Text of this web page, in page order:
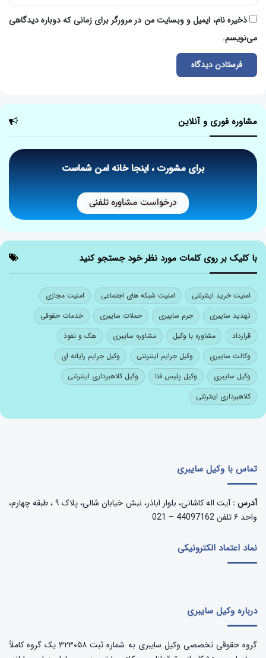
ذخیره نام، ایمیل و وبسایت من در مرورگر برای زمانی که دوباره دیدگاهی
می‌نویسم.
مشاوره فوری و آنلاین
برای مشورت ، اینجا خانه امن شماست
درخواست مشاوره تلفنی
با کلیک بر روی کلمات مورد نظر خود جستجو کنید
امنیت خرید اینترنتی امنیت شبکه های اجتماعی
امنیت مجازی
تهدید سایبری
جرم سایبری حملات سایبری
خدمات حقوقی
قرارداد
مشاوره با وکیل مشاوره سایبری
هک و نفوذ
وکالت سایبری
وکیل جرایم اینترنتی
وکیل جرایم رایانه ای
وکیل سایبری
وکیل پلیس فتا
وکیل کلاهبرداری اینترنتی
کلاهبرداری اینترنتی
تماس با وکیل سایبری
آدرس :
آیت اله کاشانی، بلوار اباذر، نبش خیابان شالی، پلاک ۹ ، طبقه چهارم،
واحد ۶ تلفن 44097162 – 021
نماد اعتماد الکترونیکی
درباره وکیل سایبری
گروه حقوقی تخصصی وکیل سایبری به شماره ثبت ۳۲۳۰۵۸ یک گروه کاملاً